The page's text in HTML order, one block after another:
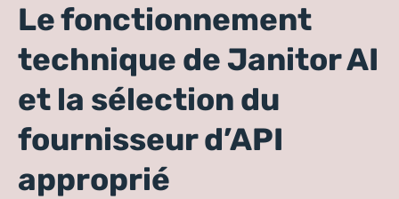
Le fonctionnement
technique de Janitor AI
et la sélection du
fournisseur d’API
approprié